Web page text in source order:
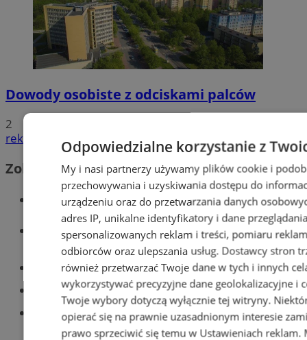
Dowody osobiste z odciskami palców
2
reklama
Zobacz również
Wiadomości kryminalne w Tychach
Wiadomości lokalne
Części samochodowe do -70%!
Tworzenie stron www - Tychy
Znajdź pracę - codziennie nowe
ogłoszenia
Odpowiedzialne korzystanie z
My i nasi partnerzy używamy plików cookie i
przechowywania i uzyskiwania dostępu do
urządzeniu oraz do przetwarzania danych
adres IP, unikalne identyfikatory i dane
spersonalizowanych reklam i treści, pomiaru
odbiorców oraz ulepszania usług. Dostawcy stron
również przetwarzać Twoje dane w tych i innych
wykorzystywać precyzyjne dane geolokalizacyjne i
Twoje wybory dotyczą wyłącznie tej witryny.
opierać się na prawnie uzasadnionym interesie
prawo sprzeciwić się temu w Ustawieniach reklam.